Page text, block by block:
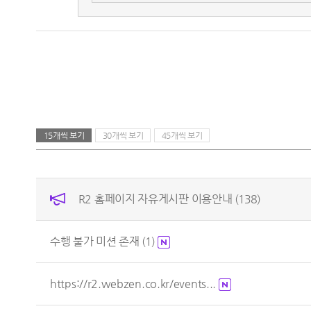
15개씩 보기 30개씩 보기 45개씩 보기
R2 홈페이지 자유게시판 이용안내 (138)
수행 불가 미션 존재 (1)
https://r2.webzen.co.kr/events...